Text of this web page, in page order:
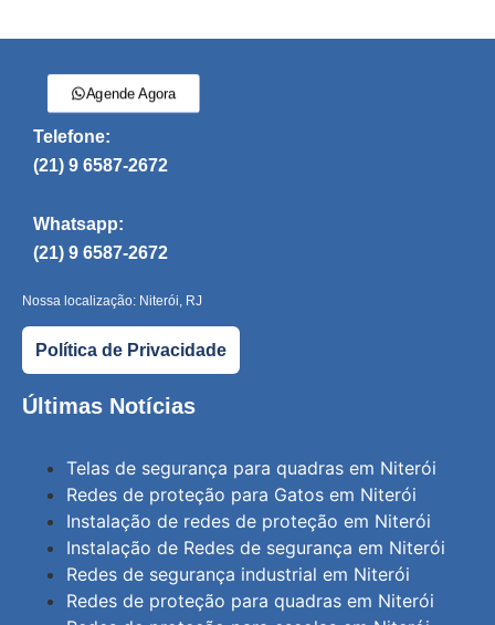
Agende Agora
Telefone:
(21) 9 6587-2672
Whatsapp:
(21) 9 6587-2672
Nossa localização: Niterói, RJ
Política de Privacidade
Últimas Notícias
Telas de segurança para quadras em Niterói
Redes de proteção para Gatos em Niterói
Instalação de redes de proteção em Niterói
Instalação de Redes de segurança em Niterói
Redes de segurança industrial em Niterói
Redes de proteção para quadras em Niterói